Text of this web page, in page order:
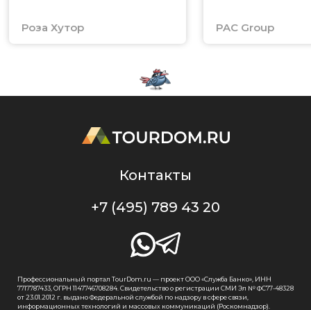
Роза Хутор PAC Group
Контакты
+7 (495) 789 43 20
Профессиональный портал TourDom.ru — проект ООО «Служба Банко», ИНН
7717787433, ОГРН 1147746708284. Свидетельство о регистрации СМИ Эл № ФС77-48328
от 23.01.2012 г. выдано Федеральной службой по надзору в сфере связи,
информационных технологий и массовых коммуникаций (Роскомнадзор).